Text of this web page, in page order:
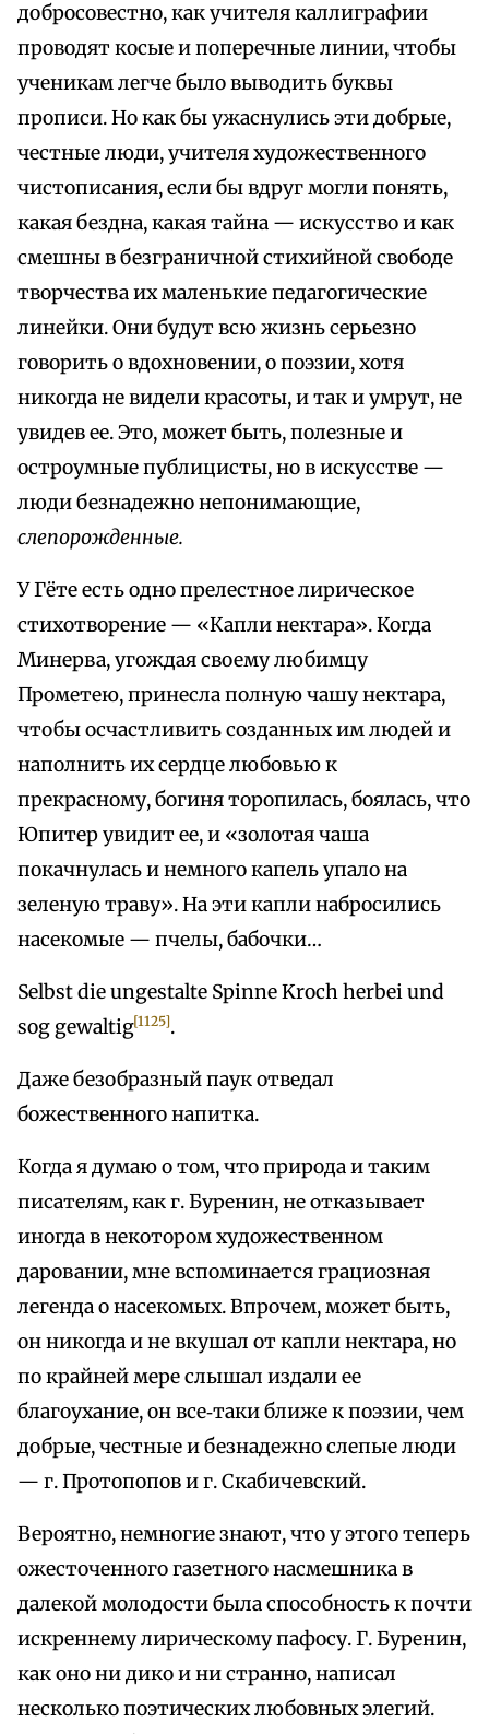
добросовестно, как учителя каллиграфии
проводят косые и поперечные линии, чтобы
ученикам легче было выводить буквы
прописи. Но как бы ужаснулись эти добрые,
честные люди, учителя художественного
чистописания, если бы вдруг могли понять,
какая бездна, какая тайна — искусство и как
смешны в безграничной стихийной свободе
творчества их маленькие педагогические
линейки. Они будут всю жизнь серьезно
говорить о вдохновении, о поэзии, хотя
никогда не видели красоты, и так и умрут, не
увидев ее. Это, может быть, полезные и
остроумные публицисты, но в искусстве —
люди безнадежно непонимающие,
слепорожденные.
У Гёте есть одно прелестное лирическое
стихотворение — «Капли нектара». Когда
Минерва, угождая своему любимцу
Прометею, принесла полную чашу нектара,
чтобы осчастливить созданных им людей и
наполнить их сердце любовью к
прекрасному, богиня торопилась, боялась, что
Юпитер увидит ее, и «золотая чаша
покачнулась и немного капель упало на
зеленую траву». На эти капли набросились
насекомые — пчелы, бабочки…
Selbst die ungestalte Spinne Kroch herbei und
sog gewaltig[1125].
Даже безобразный паук отведал
божественного напитка.
Когда я думаю о том, что природа и таким
писателям, как г. Буренин, не отказывает
иногда в некотором художественном
даровании, мне вспоминается грациозная
легенда о насекомых. Впрочем, может быть,
он никогда и не вкушал от капли нектара, но
по крайней мере слышал издали ее
благоухание, он все‑таки ближе к поэзии, чем
добрые, честные и безнадежно слепые люди
— г. Протопопов и г. Скабичевский.
Вероятно, немногие знают, что у этого теперь
ожесточенного газетного насмешника в
далекой молодости была способность к почти
искреннему лирическому пафосу. Г. Буренин,
как оно ни дико и ни странно, написал
несколько поэтических любовных элегий.